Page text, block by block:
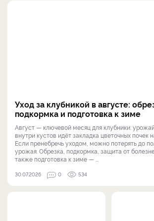
Уход за клубникой в августе:
подкормка и подготовка к зиме
Август — ключевой месяц для клубники:
внутри кустов идёт закладка цветочных почек
Если пренебречь уходом, можно потерять до
урожая. Обрезка, подкормка, защита от
также подготовка к зиме — ...
30.07.2026 0 534